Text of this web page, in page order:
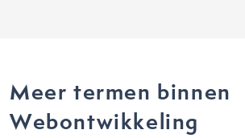
Meer termen binnen
Webontwikkeling